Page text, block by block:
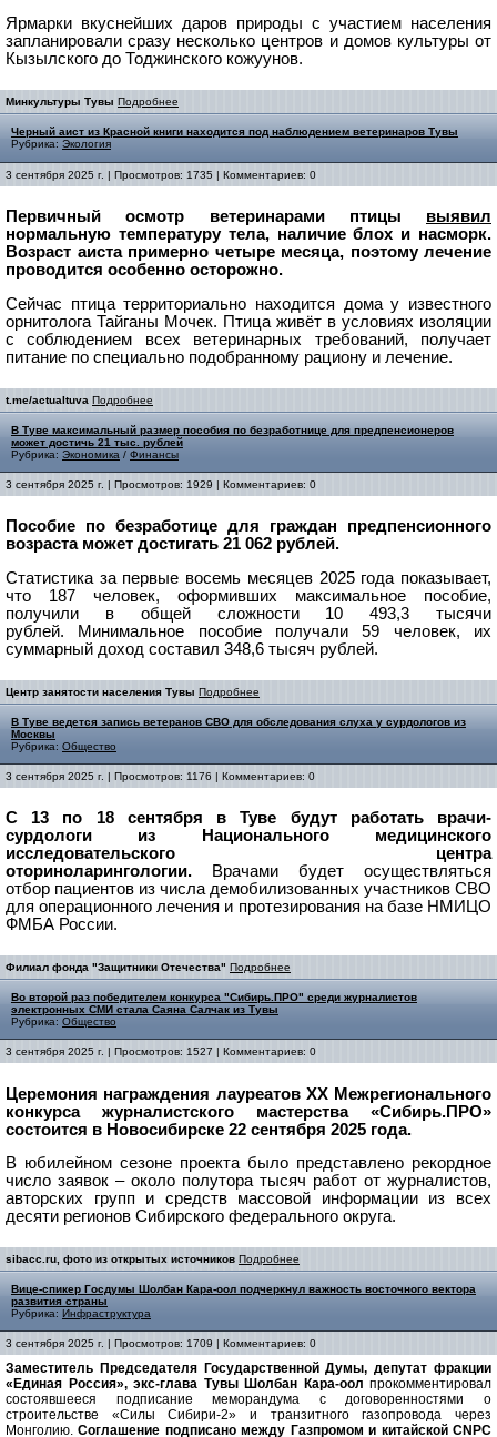
Ярмарки вкуснейших даров природы с участием населения
запланировали сразу несколько центров и домов культуры от
Кызылского до Тоджинского кожуунов.
Минкультуры Тувы Подробнее
Черный аист из Красной книги находится под наблюдением ветеринаров Тувы
Рубрика: Экология
3 сентября 2025 г. | Просмотров: 1735 | Комментариев: 0
Первичный осмотр ветеринарами птицы выявил
нормальную температуру тела, наличие блох и насморк.
Возраст аиста примерно четыре месяца, поэтому лечение
проводится особенно осторожно.
Сейчас птица территориально находится дома у известного
орнитолога Тайганы Мочек. Птица живёт в условиях изоляции
с соблюдением всех ветеринарных требований, получает
питание по специально подобранному рациону и лечение.
t.me/actualtuva Подробнее
В Туве максимальный размер пособия по безработнице для предпенсионеров
может достичь 21 тыс. рублей
Рубрика: Экономика / Финансы
3 сентября 2025 г. | Просмотров: 1929 | Комментариев: 0
Пособие по безработице для граждан предпенсионного
возраста может достигать 21 062 рублей.
Статистика за первые восемь месяцев 2025 года показывает,
что 187 человек, оформивших максимальное пособие,
получили в общей сложности 10 493,3 тысячи
рублей.
Минимальное пособие получали 59 человек, их
суммарный доход составил 348,6 тысяч рублей.
Центр занятости населения Тувы Подробнее
В Туве ведется запись ветеранов СВО для обследования слуха у сурдологов из
Москвы
Рубрика: Общество
3 сентября 2025 г. | Просмотров: 1176 | Комментариев: 0
С 13 по 18 сентября в Туве будут работать врачи-
сурдологи из Национального медицинского
исследовательского центра
оториноларингологии.
Врачами будет осуществляться
отбор пациентов из числа демобилизованных участников СВО
для операционного лечения и протезирования на базе НМИЦО
ФМБА России.
Филиал фонда "Защитники Отечества" Подробнее
Во второй раз победителем конкурса "Сибирь.ПРО" среди журналистов
электронных СМИ стала Саяна Салчак из Тувы
Рубрика: Общество
3 сентября 2025 г. | Просмотров: 1527 | Комментариев: 0
Церемония награждения лауреатов XX Межрегионального
конкурса журналистского мастерства «Сибирь.ПРО»
состоится в Новосибирске 22 сентября 2025 года.
В юбилейном сезоне проекта было представлено рекордное
число заявок – около полутора тысяч работ от журналистов,
авторских групп и средств массовой информации из всех
десяти регионов Сибирского федерального округа.
sibacc.ru, фото из открытых источников Подробнее
Вице-спикер Госдумы Шолбан Кара-оол подчеркнул важность восточного вектора
развития страны
Рубрика: Инфраструктура
3 сентября 2025 г. | Просмотров: 1709 | Комментариев: 0
Заместитель Председателя Государственной Думы, депутат фракции
«Единая Россия», экс-глава Тувы Шолбан Кара-оол прокомментировал
состоявшееся подписание меморандума с договоренностями о
строительстве «Силы Сибири-2» и транзитного газопровода через
Монголию.Соглашение подписано между Газпромом и китайской CNPC